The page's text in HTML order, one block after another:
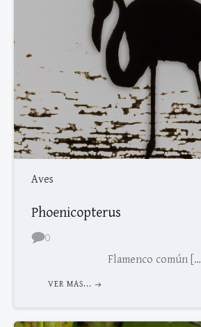
Aves
Phoenicopterus
0
Flamenco común […]
VER MAS...